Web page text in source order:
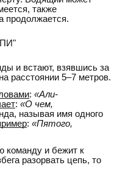
также
продолжается.
и встают, взявшись за
расстоянии 5–7 метров.
: «Али-
: «О чем,
называя имя одного
: «Пятого,
команду и бежит к
разорвать цепь, то